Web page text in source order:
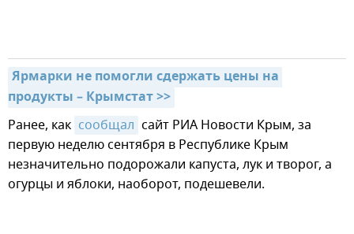
Ярмарки не помогли сдержать цены на
продукты – Крымстат >>
Ранее, как сообщал сайт РИА Новости Крым, за
первую неделю сентября в Республике Крым
незначительно подорожали капуста, лук и творог, а
огурцы и яблоки, наоборот, подешевели.